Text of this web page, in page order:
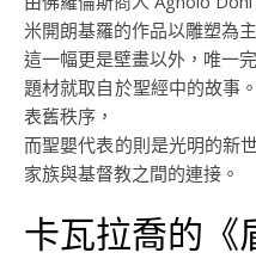
米開朗基羅的作品以雕塑為
這一幅更是壁畫以外，唯一
題材就取自於聖經中的故事
表舊秩序，
而聖嬰代表的則是光明的新
家族與基督教之間的連接。
卡瓦拉喬的《